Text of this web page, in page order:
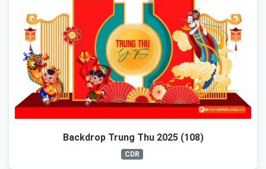
Backdrop Trung Thu 2025 (108)
CDR